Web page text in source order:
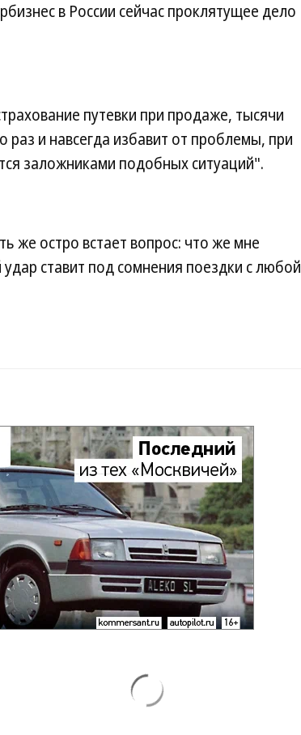
в России сейчас проклятущее дело
путевки при продаже, тысячи
раз и навсегда избавит от проблемы, при
заложниками подобных ситуаций".
же остро встает вопрос: что же мне
удар ставит под сомнения поездки с любой